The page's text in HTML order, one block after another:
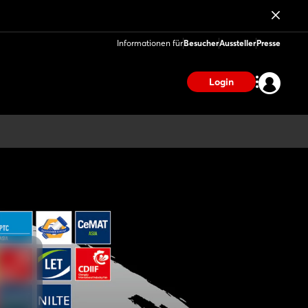
Informationen fürBesucherAusstellerPresse
Login